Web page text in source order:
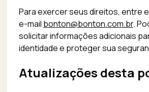
Para exercer seus direitos, entre
e-mail bonton@bonton.com.br.
solicitar informações adicionais
identidade e proteger sua
Atualizações desta